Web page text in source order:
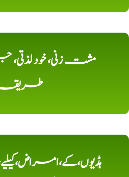
مشت زنی، خود لذتی،